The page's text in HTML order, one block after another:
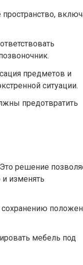
предметов и
ситуации.
предотвратить
Это решение
и изменять
сохранению
мебель под